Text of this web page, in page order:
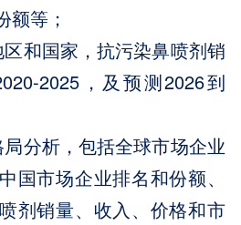
额等；
和国家，抗污染鼻喷剂销
2025，及预测2026到
分析，包括全球市场企业
国市场企业排名和份额、
剂销量、收入、价格和市